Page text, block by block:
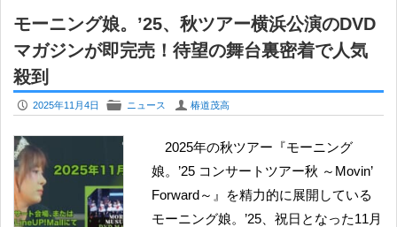
モーニング娘。’25、秋ツアー横浜公演のDVD
マガジンが即完売！待望の舞台裏密着で人気
殺到
P 2025年11月4日 F ニュース U 椿道茂高
2025年の秋ツアー『モーニング
娘。’25 コンサートツアー秋 ～Movin’
Forward～』を精力的に展開している
モーニング娘。’25、祝日となった11月